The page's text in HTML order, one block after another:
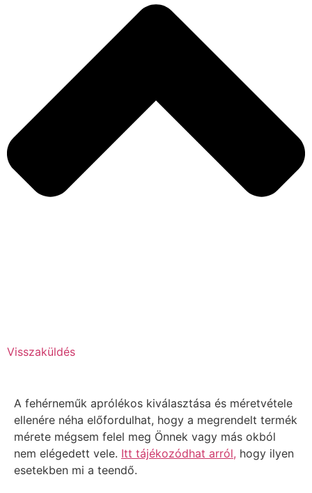
Visszaküldés
A fehérneműk aprólékos kiválasztása és méretvétele
ellenére néha előfordulhat, hogy a megrendelt termék
mérete mégsem felel meg Önnek vagy más okból
nem elégedett vele. Itt tájékozódhat arról, hogy ilyen
esetekben mi a teendő.